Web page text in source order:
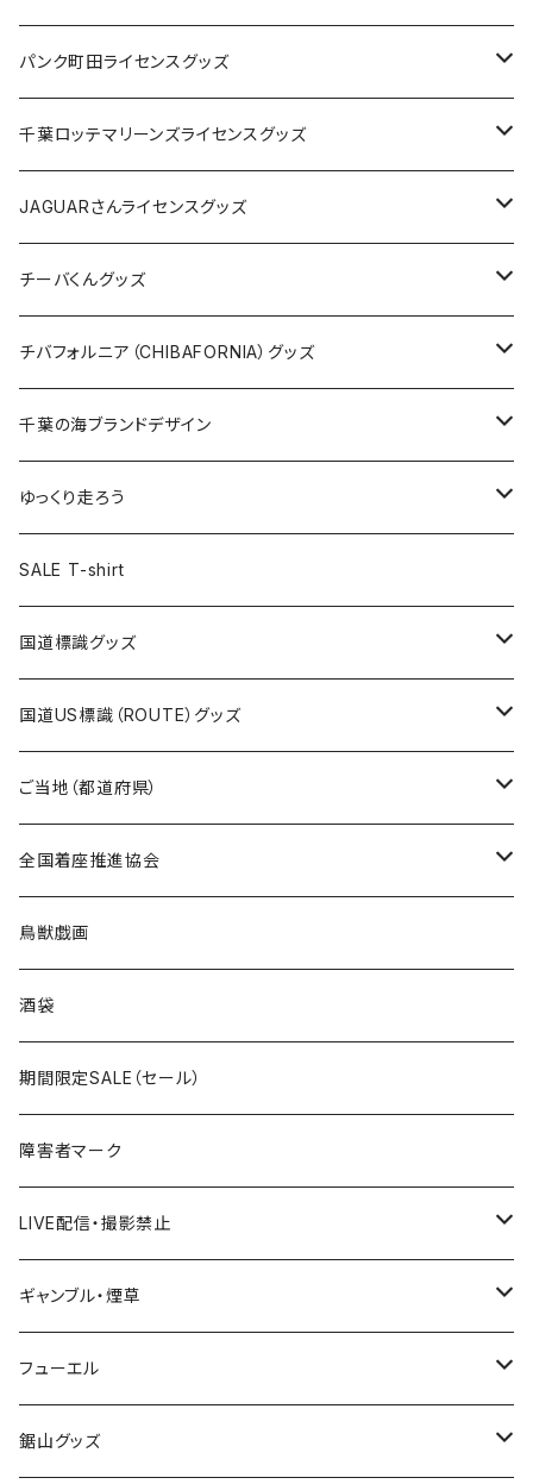
ステッカー
缶バッジ
ホテルキーホルダー
缶バッジ
アクリルキーホルダー
ホテルキーホルダー
クリアファイル
Tシャツ
キャップ
トートバッグ
ランチバッグ
エコバッグ
Tシャツ
キャップ
バッグ
ステッカー
缶バッジ
キーホルダー
クリアファイル
パンク町田ライセンスグッズ
Tシャツ
キャップ
バッグ
ステッカー
缶バッジ
キーホルダー
クリアファイル
千葉ロッテマリーンズライセンスグッズ
ステッカー
ステッカー
ステッカー大
缶バッジ
缶バッジ32mm
缶バッジ54mm
エコバッグ
JAGUARさんコラボグッズ
Tシャツ
ステッカー
サコッシュ
ホテルキーホルダー
モーテルキーホルダー
トートバッグ
JAGUARさんライセンスグッズ
Tシャツ
ステッカー
缶バッジ
クリアファイル
マスク
エコバッグ
千葉ロッテマリーンズコラボ
チーバくんグッズ
Tシャツ
キャップ
エコバッグ
ステッカー
モーテルキーホルダー
ホテルキーホルダー
トートバッグ
チバフォルニア（CHIBAFORNIA）グッズ
Tシャツ
キャップ
ステッカー
ホテルキーホルダー
千葉の海ブランドデザイン
Tシャツ
キャップ
ステッカー
ゆっくり走ろう
Tシャツ
ステッカー
ホテルキーホルダー
SALE T-shirt
国道標識グッズ
ステッカー
国道0～99号線
国道100～199号線
国道600～699号線
国道700～799号線
Tシャツ
キャップ
国道US標識（ROUTE）グッズ
ステッカー
ROUTE 0～99号線
ROUTE100～199号線
ROUTE600～699号線
ROUTE700～799号線
Tシャツ
ROUTE 0～99号線
ROUTE 100～199号線
ROUTE 600～699号線
ROUTE 700～799号線
キャップ
ROUTE 0～99号線
ROUTE 100～199号線
ROUTE 600～699号線
ROUTE 700～799号線
ご当地（都道府県）
北海道
青森県
岩手県
宮城県
秋田県
Tシャツ
ステッカー
山形県
福島県
茨城県
栃木県
全国着座推進協会
ステッカー
鳥獣戯画
酒袋
期間限定SALE（セール）
障害者マーク
LIVE配信・撮影禁止
LIVE配信禁止
撮影禁止
ギャンブル・煙草
ホテルキーホルダー
たばこ・禁煙ステッカー
フューエル
ステッカー
鋸山グッズ